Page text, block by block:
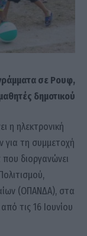
σε Ρουφ,
δημοτικού
η ηλεκτρονική
για τη συμμετοχή
διοργανώνει
(ΟΠΑΝΔΑ), στα
τις 16 Ιουνίου